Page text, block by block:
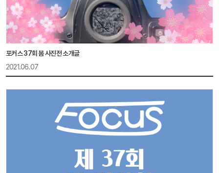
포커스 37회 봄 사진전 소개글
2021.06.07